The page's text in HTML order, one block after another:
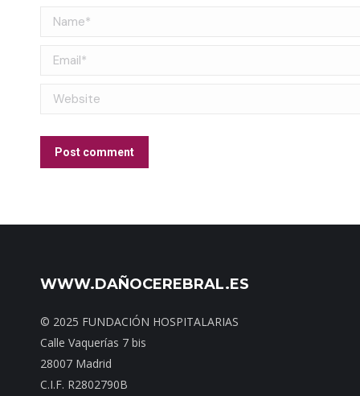
Name *
Email *
Website
Post comment
WWW.DAÑOCEREBRAL.ES
© 2025 FUNDACIÓN HOSPITALARIAS
Calle Vaquerías 7 bis
28007 Madrid
C.I.F. R2802790B